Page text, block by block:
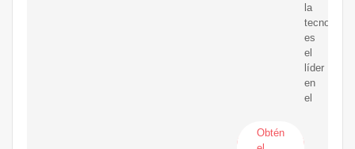
la
tecnología
es
el
líder
en
el
Obtén